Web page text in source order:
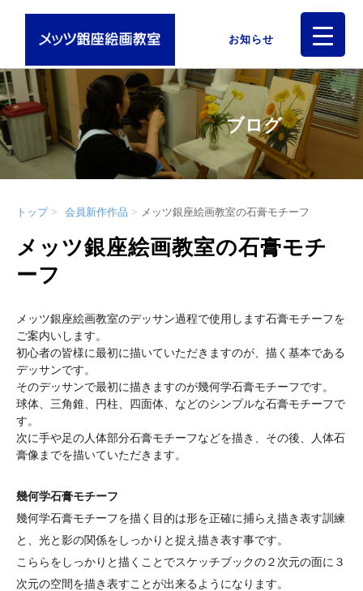
お知らせ
ブログ
トップ 会員新作作品 メッツ銀座絵画教室の石膏モチーフ
メッツ銀座絵画教室の石膏モチ
ーフ
メッツ銀座絵画教室のデッサン過程で使用します石膏モチーフを
ご案内いします。
初心者の皆様に最初に描いていただきますのが、描く基本である
デッサンです。
そのデッサンで最初に描きますのが幾何学石膏モチーフです。
球体、三角錐、円柱、四面体、などのシンプルな石膏モチーフで
す。
次に手や足の人体部分石膏モチーフなどを描き、その後、人体石
膏像までを描いていただきます。
幾何学石膏モチーフ
幾何学石膏モチーフを描く目的は形を正確に捕らえ描き表す訓練
と、光と影の関係をしっかりと捉え描き表す事です。
こららをしっかりと描くことでスケッチブックの２次元の面に３
次元の空間を描き表すことが出来るようになります。